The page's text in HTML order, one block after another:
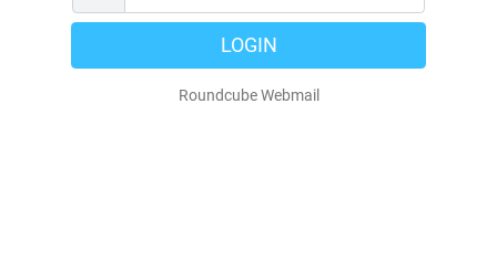
LOGIN
Roundcube Webmail